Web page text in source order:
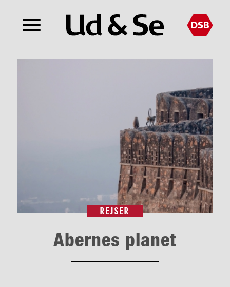
REJSER
Abernes planet